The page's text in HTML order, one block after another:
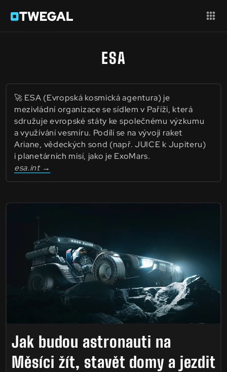
ESA
🚀 ESA (Evropská kosmická agentura) je
mezivládní organizace se sídlem v Paříži, která
sdružuje evropské státy ke společnému výzkumu
a využívání vesmíru. Podílí se na vývoji raket
Ariane, vědeckých sond (např. JUICE k Jupiteru)
i planetárních misí, jako je ExoMars.
esa.int →
Jak budou astronauti na
Měsíci žít, stavět domy a jezdit